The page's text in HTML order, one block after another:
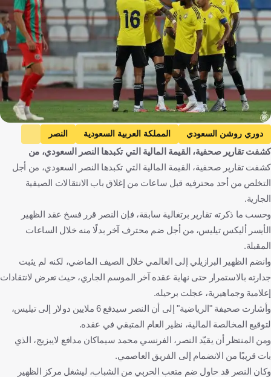
دوري روشن السعودي المملكة العربية السعودية
النصر
أليكس تيليس
البرازيل الإنتقالات كرة قدم
كشفت تقارير صحفية، القيمة المالية التي تكبدها النصر السعودي، من
كشفت تقارير صحفية، القيمة المالية التي تكبدها النصر السعودي، من أجل
التخلص من أحد محترفيه قبل ساعات من إغلاق باب الانتقالات الصيفية
الجارية.
وحسب ما ذكرته تقارير برتغالية سابقة، فإن النصر قرر فسخ عقد الظهير
الأيسر أليكس تيليس، من أجل ضم محترف آخر بدلًا منه خلال الساعات
المقبلة.
وانضم الظهير البرازيلي إلى العالمي خلال الصيف الماضي، لكنه لم يثبت
جدارته بالاستمرار حتى نهاية عقده آخر الموسم الجاري، حيث تعرض لانتقادات
إعلامية وجماهيرية، عجلت برحيله.
وأشارت صحيفة "الرياضية" إلى أن النصر سيدفع 6 ملايين دولار إلى تيليس،
لتوقيع المخالصة المالية، نظير العام المتبقي في عقده.
ومن المنتظر أن يقيّد النصر، الفرنسي محمد سيماكان مدافع لايبزيج، الذي
بات قريبًا من الانضمام إلى الفريق العاصمي.
وكان النصر قد حاول ضم متعب الحربي من الشباب، ليشغل مركز الظهير